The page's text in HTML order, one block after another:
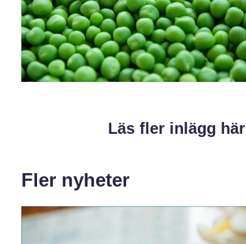
Läs fler inlägg här
Fler nyheter